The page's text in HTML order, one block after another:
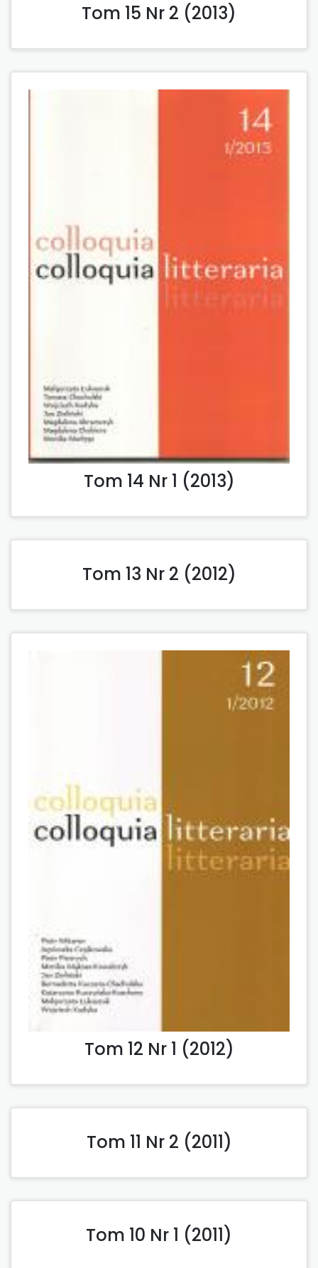
Tom 15 Nr 2 (2013)
Tom 14 Nr 1 (2013)
Tom 13 Nr 2 (2012)
Tom 12 Nr 1 (2012)
Tom 11 Nr 2 (2011)
Tom 10 Nr 1 (2011)